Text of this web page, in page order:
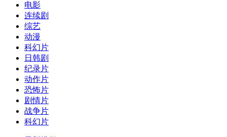
电影
连续剧
综艺
动漫
科幻片
日韩剧
纪录片
动作片
恐怖片
剧情片
战争片
科幻片